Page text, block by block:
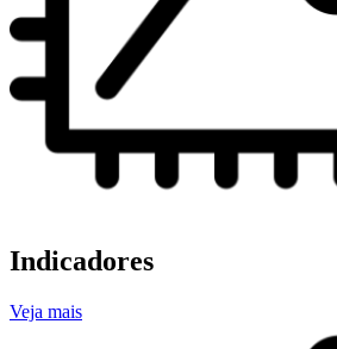
Indicadores
Veja mais